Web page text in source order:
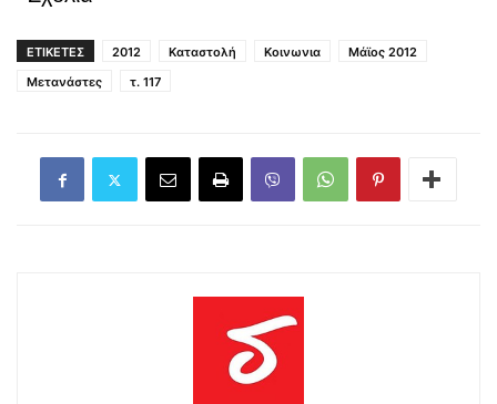
ΕΤΙΚΕΤΕΣ 2012 Καταστολή Κοινωνια
Μάϊος 2012
Μετανάστες
τ. 117